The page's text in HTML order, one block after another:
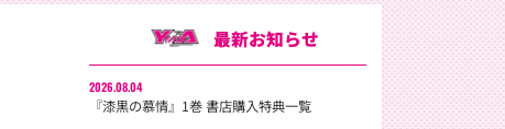
最新お知らせ
2026.08.04
『漆黒の慕情』1巻 書店購入特典一覧